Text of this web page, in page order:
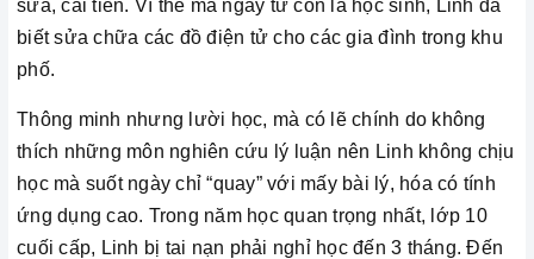
sửa, cải tiến. Vì thế mà ngay từ còn là học sinh, Linh đã
biết sửa chữa các đồ điện tử cho các gia đình trong khu
phố.
Thông minh nhưng lười học, mà có lẽ chính do không
thích những môn nghiên cứu lý luận nên Linh không chịu
học mà suốt ngày chỉ “quay” với mấy bài lý, hóa có tính
ứng dụng cao. Trong năm học quan trọng nhất, lớp 10
cuối cấp, Linh bị tai nạn phải nghỉ học đến 3 tháng. Đến